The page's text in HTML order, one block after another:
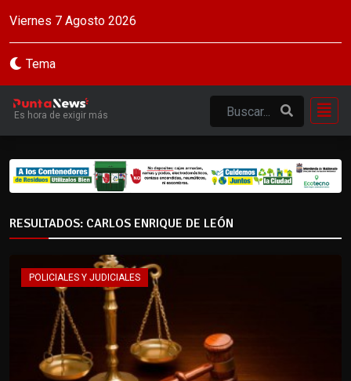
Viernes 7 Agosto 2026
Tema
Es hora de exigir más
RESULTADOS: CARLOS ENRIQUE DE LEÓN
POLICIALES Y JUDICIALES